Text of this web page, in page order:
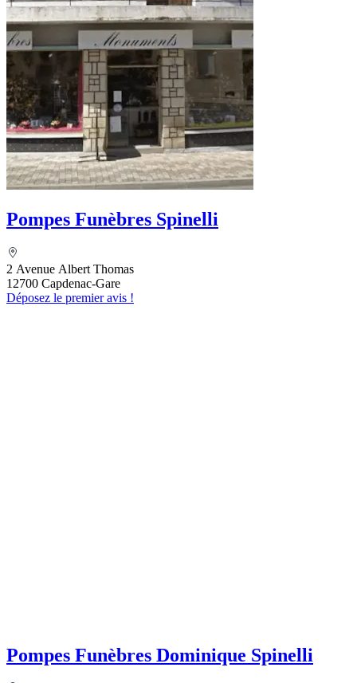
Pompes Funèbres Spinelli
2 Avenue Albert Thomas
12700 Capdenac-Gare
Déposez le premier avis !
Pompes Funèbres Dominique Spinelli